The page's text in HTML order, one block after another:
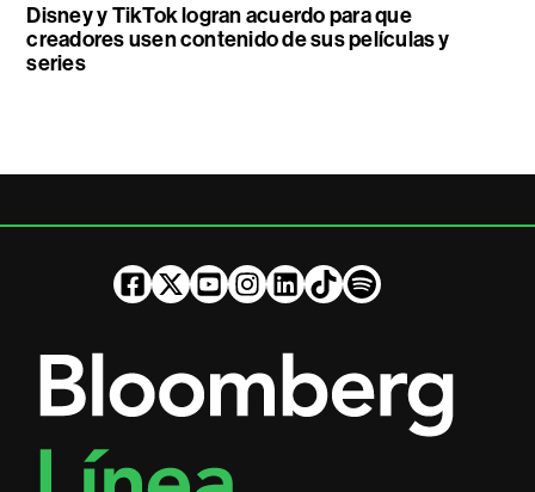
Disney y TikTok logran acuerdo para que
creadores usen contenido de sus películas y
series